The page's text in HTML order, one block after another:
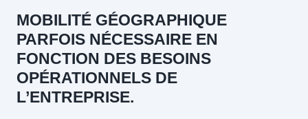
MOBILITÉ GÉOGRAPHIQUE
PARFOIS NÉCESSAIRE EN
FONCTION DES BESOINS
OPÉRATIONNELS DE
L’ENTREPRISE.